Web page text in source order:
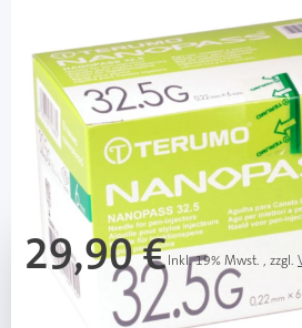
6 mm - Penkanüle /
PZN: 10022422 / Diashop.de Kat.-Nr.
sofort verfügbar
Lieferzeit 1-3 Werktage
Mehr über das Produkt
29,90 €Inkl. 19% Mwst. , zzgl.
Ab 2 Stk.